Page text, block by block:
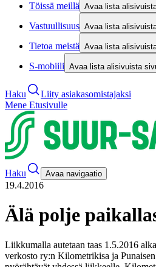
Töissä meillä Avaa lista
Vastuullisuus Avaa lista
Tietoa meistä Avaa lista
S-mobiili Avaa lista alisivuista
Haku
Liity asiakasomistajaksi
Mene Etusivulle
Haku Avaa navigaatio
19.4.2016
Älä polje
Liikkumalla autetaan taas 1.5.2016
verkosto ry:n Kilometrikisa ja